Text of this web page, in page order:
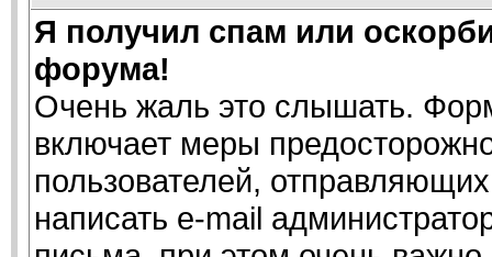
Я получил спам или
форума!
Очень жаль это слышать.
включает меры
пользователей,
написать e-mail